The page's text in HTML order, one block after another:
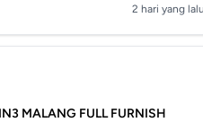
2 hari yang lalu
MALANG FULL FURNISH